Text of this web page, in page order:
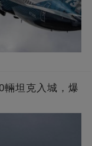
輛坦克入城，爆